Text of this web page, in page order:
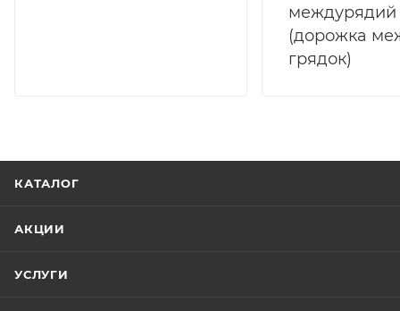
междурядий
(дорожка
грядок)
КАТАЛОГ
АКЦИИ
УСЛУГИ